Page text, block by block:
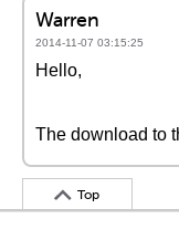
Warren
2014-11-07 03:15:25
Hello,
The download to
Top